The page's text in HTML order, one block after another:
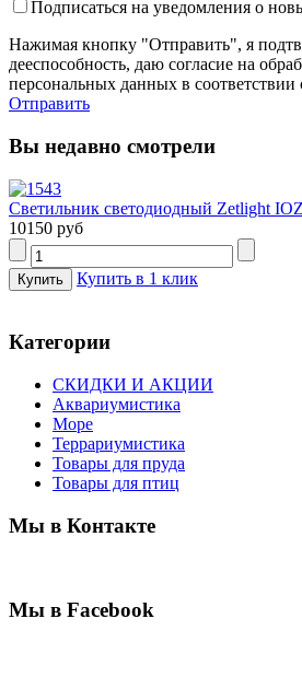
Подписаться на уведомления о
Нажимая кнопку "Отправить", я
дееспособность, даю согласие на
персональных данных в соответствии
Отправить
Вы недавно смотрели
Светильник светодиодный Zetlight
10150 руб
Купить в 1 клик
Категории
СКИДКИ И АКЦИИ
Аквариумистика
Море
Террариумистика
Товары для пруда
Товары для птиц
Мы в Контакте
Мы в Facebook